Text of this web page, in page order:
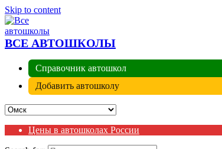
Skip to content
ВСЕ АВТОШКОЛЫ
Справочник автошкол
Добавить автошколу
Цены в автошколах России